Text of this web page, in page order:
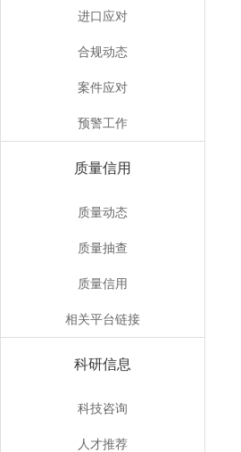
进口应对
合规动态
案件应对
预警工作
质量信用
质量动态
质量抽查
质量信用
相关平台链接
科研信息
科技咨询
人才推荐